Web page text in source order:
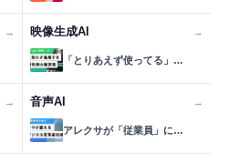
→ 映像生成AI →
「とりあえず使ってる」…
→ 音声AI →
アレクサが「従業員」に…